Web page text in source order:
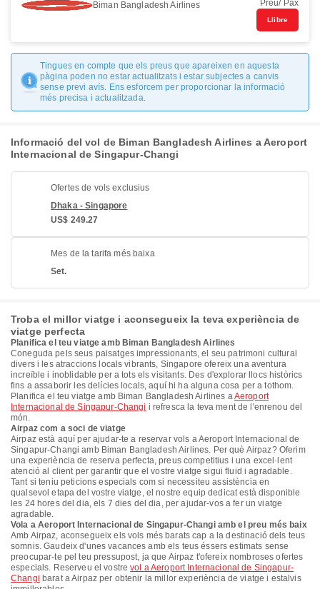
Biman Bangladesh Airlines
Preu/ Pax
Llibre
Tingues en compte que els preus que apareixen en aquesta
pàgina poden no estar actualitzats i estar subjectes a canvis
sense previ avís. Ens esforcem per proporcionar la informació
més precisa i actualitzada.
Informació del vol de Biman Bangladesh Airlines a Aeroport
Internacional de Singapur-Changi
Ofertes de vols exclusius
Dhaka - Singapore
US$ 249.27
Mes de la tarifa més baixa
Set.
Troba el millor viatge i aconsegueix la teva experiència de
viatge perfecta
Planifica el teu viatge amb Biman Bangladesh Airlines
Coneguda pels seus paisatges impressionants, el seu patrimoni cultural
divers i les atraccions locals vibrants, Singapore ofereix una aventura
increïble i inoblidable per a tots els visitants. Des d'explorar llocs històrics
fins a assaborir les delícies locals, aquí hi ha alguna cosa per a tothom.
Planifica el teu viatge amb Biman Bangladesh Airlines aAeroport
Internacional de Singapur-Changi i refresca la teva ment de l'enrenou del
món.
Airpaz com a soci de viatge
Airpaz està aquí per ajudar-te a reservar vols a Aeroport Internacional de
Singapur-Changi amb Biman Bangladesh Airlines. Per què Airpaz? Oferim
una experiència de reserva perfecta, preus competitius i una excel·lent
atenció al client per garantir que el vostre viatge sigui fluid i agradable.
Tant si teniu peticions especials com si necessiteu assistència en
qualsevol etapa del vostre viatge, el nostre equip dedicat està disponible
les 24 hores del dia, els 7 dies del dia, per ajudar-vos a fer un viatge
agradable.
Vola a Aeroport Internacional de Singapur-Changi amb el preu més baix
Amb Airpaz, aconsegueix els vols més barats cap a la destinació dels teus
somnis. Gaudeix d'unes vacances amb els teus éssers estimats sense
preocupar-te pel teu pressupost, ja que Airpaz t'ofereix nombroses ofertes
especials. Reserveu el vostrevol a Aeroport Internacional de Singapur-
Changi barat a Airpaz per obtenir la millor experiència de viatge i estalvis